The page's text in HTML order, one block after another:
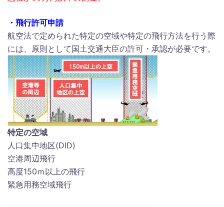
・飛行許可申請
航空法で定められた特定の空域や特定の飛行方法を行う際
には、原則として国土交通大臣の許可・承認が必要です。
特定の空域
人口集中地区(DID)
空港周辺飛行
高度150ｍ以上の飛行
緊急用務空域飛行